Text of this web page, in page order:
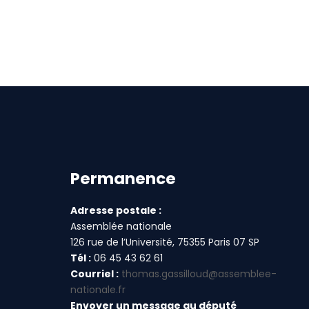
Permanence
Adresse postale :
Assemblée nationale
126 rue de l’Université, 75355 Paris 07 SP
Tél : 06 45 43 62 61
Courriel : thomas.gassilloud@assemblee-
nationale.fr
Envoyer un message au député